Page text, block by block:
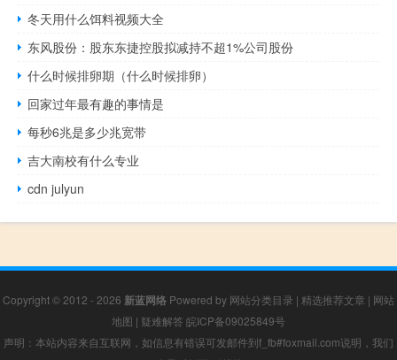
冬天用什么饵料视频大全
东风股份：股东东捷控股拟减持不超1%公司股份
什么时候排卵期（什么时候排卵）
回家过年最有趣的事情是
每秒6兆是多少兆宽带
吉大南校有什么专业
cdn julyun
Copyright © 2012 - 2026 新蓝网络 Powered by 网站分类目录 | 精选推荐文章 | 网站
地图 | 疑难解答 皖ICP备09025849号
声明：本站内容来自互联网，如信息有错误可发邮件到f_fb#foxmail.com说明，我们